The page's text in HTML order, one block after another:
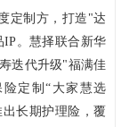
定制方，打造"达
IP。慧择联合新华
迭代升级"福满佳
定制“大家慧选
长期护理险，覆